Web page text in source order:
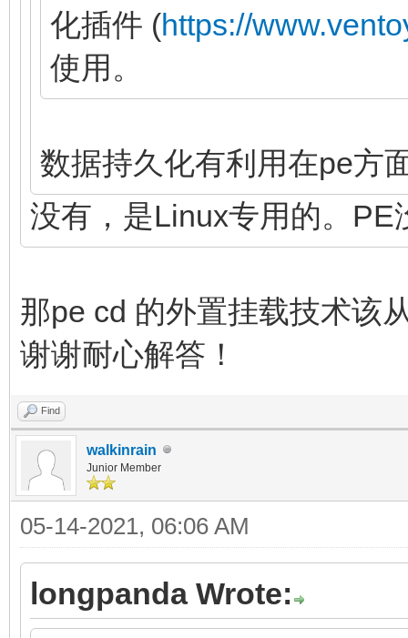
化插件 (https://
使用。
数据持久化有利用在pe方
没有，是Linux专用的。PE
那pe cd 的外置挂载技术该
谢谢耐心解答！
Find
walkinrain
Junior Member
05-14-2021, 06:06 AM
longpanda Wrote: